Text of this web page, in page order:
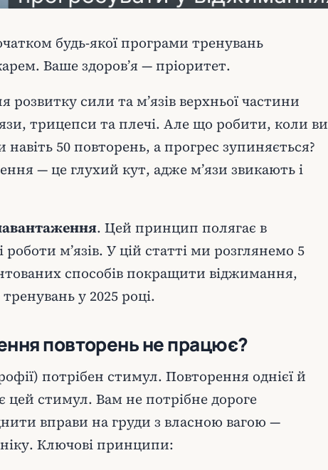
будь-якої програми тренувань
Ваше здоров’я — пріоритет.
сили та м’язів верхньої частини
трицепси та плечі. Але що робити, коли ви
навіть 50 повторень, а прогрес зупиняється?
— це глухий кут, адже м’язи звикають і
. Цей принцип полягає в
м’язів. У цій статті ми розглянемо 5
способів покращити віджимання,
у 2025 році.
повторень не працює?
потрібен стимул. Повторення однієї й
цей стимул. Вам не потрібне дороге
вправи на груди з власною вагою —
Ключові принципи: